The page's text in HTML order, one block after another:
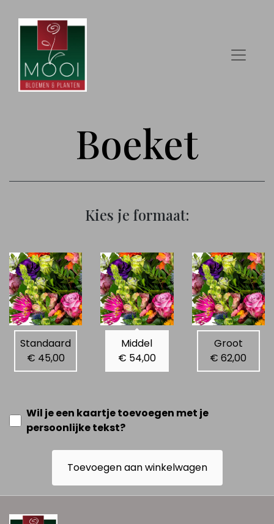
Boeket
Kies je formaat:
Standaard
€ 45,00
Middel
€ 54,00
Groot
€ 62,00
Wil je een kaartje toevoegen met je
persoonlijke tekst?
Toevoegen aan winkelwagen